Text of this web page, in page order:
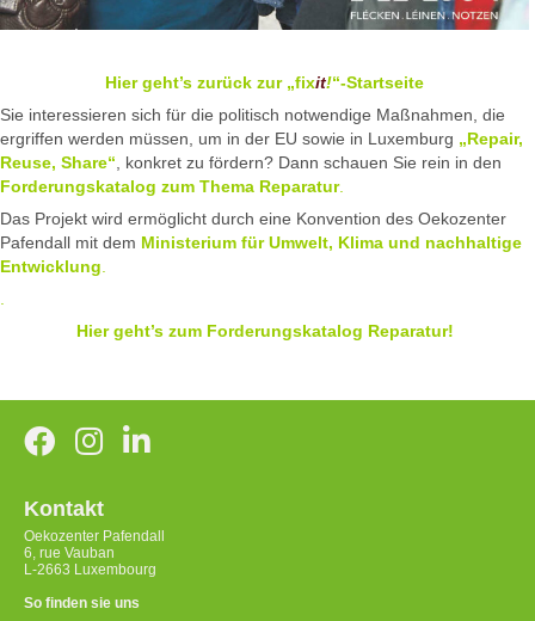
Hier geht’s zurück zur „fixit!“-Startseite
Sie interessieren sich für die politisch notwendige Maßnahmen, die
ergriffen werden müssen, um in der EU sowie in Luxemburg „Repair,
Reuse, Share“, konkret zu fördern? Dann schauen Sie rein in den
Forderungskatalog zum Thema Reparatur.
Das Projekt wird ermöglicht durch eine Konvention des Oekozenter
Pafendall mit dem Ministerium für Umwelt, Klima und nachhaltige
Entwicklung.
.
Hier geht’s zum Forderungskatalog Reparatur!
Kontakt
Oekozenter Pafendall
6, rue Vauban
L-2663 Luxembourg
So finden sie uns